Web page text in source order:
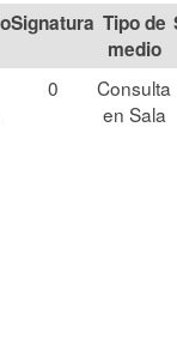
Signatura Tipo de
medio
0
Consulta
en Sala